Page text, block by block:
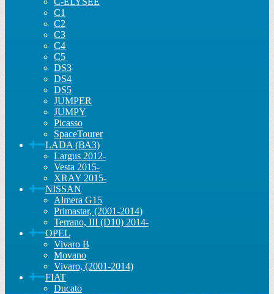
C1
C2
C3
C4
C5
DS3
DS4
DS5
JUMPER
JUMPY
Picasso
SpaceTourer
LADA (ВАЗ)
Largus 2012-
Vesta 2015-
XRAY 2015-
NISSAN
Almera G15
Primastar, (2001-2014)
Terrano, III (D10) 2014-
OPEL
Vivaro B
Movano
Vivaro, (2001-2014)
FIAT
Ducato